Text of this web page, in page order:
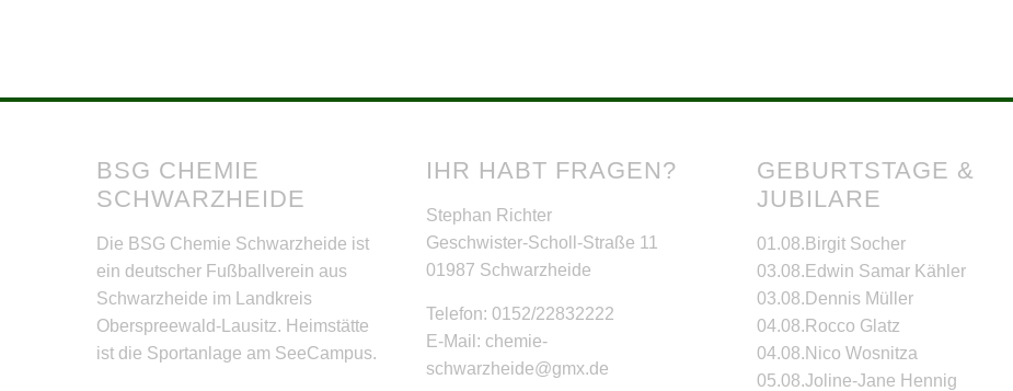
BSG CHEMIE
SCHWARZHEIDE
Die BSG Chemie Schwarzheide ist
ein deutscher Fußballverein aus
Schwarzheide im Landkreis
Oberspreewald-Lausitz. Heimstätte
ist die Sportanlage am SeeCampus.
IHR HABT FRAGEN?
Stephan Richter
Geschwister-Scholl-Straße 11
01987 Schwarzheide
Telefon: 0152/22832222
E-Mail: chemie-
schwarzheide@gmx.de
GEBURTSTAGE &
JUBILARE
01.08. Birgit Socher
03.08. Edwin Samar Kähler
03.08. Dennis Müller
04.08. Rocco Glatz
04.08.Nico Wosnitza
05.08.Joline-Jane Hennig